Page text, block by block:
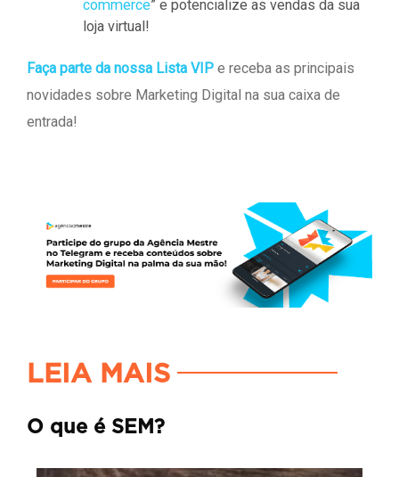
commerce” e potencialize as vendas da sua
loja virtual!
Faça parte da nossa Lista VIP e receba as principais
novidades sobre Marketing Digital na sua caixa de
entrada!
LEIA MAIS
O que é SEM?